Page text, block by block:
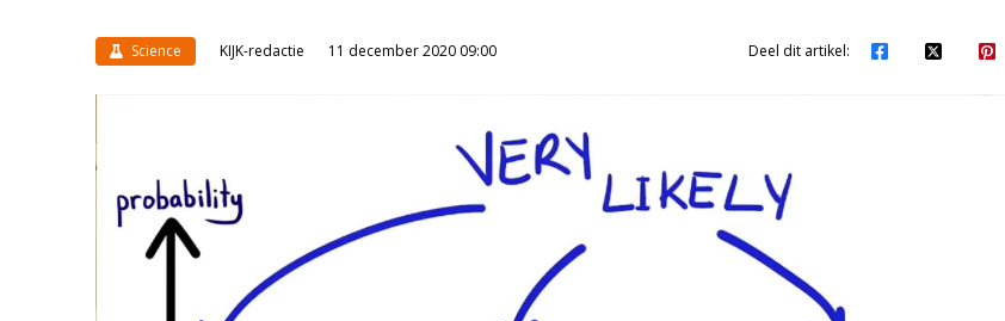
Science KIJK-redactie 11 december 2020 09:00 Deel dit artikel: